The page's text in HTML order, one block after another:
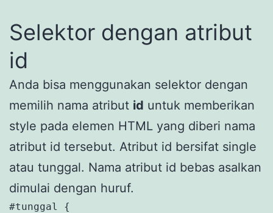
Selektor dengan atribut
id
Anda bisa menggunakan selektor dengan
memilih nama atribut id untuk memberikan
style pada elemen HTML yang diberi nama
atribut id tersebut. Atribut id bersifat single
atau tunggal. Nama atribut id bebas asalkan
dimulai dengan huruf.
#tunggal {